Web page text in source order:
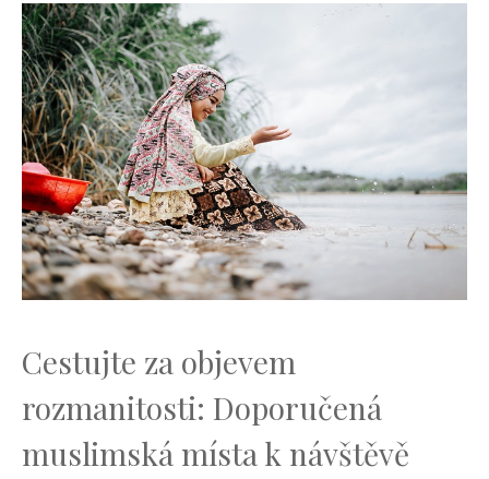
Cestujte za objevem
rozmanitosti: Doporučená
muslimská místa k návštěvě